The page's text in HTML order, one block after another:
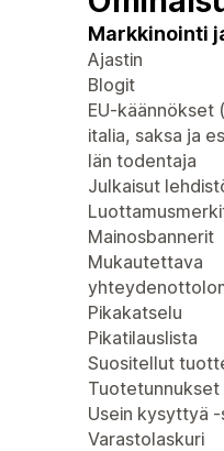
Markkinointi
Ajastin
Blogit
EU-käännökset
italia, saksa ja
Iän todentaja
Julkaisut
Mainosbannerit
Mukautettava
Pikakatselu
Pikatilauslista
Suositellut
Tuotetunnukset
Usein kysyttyä -
Varastolaskuri